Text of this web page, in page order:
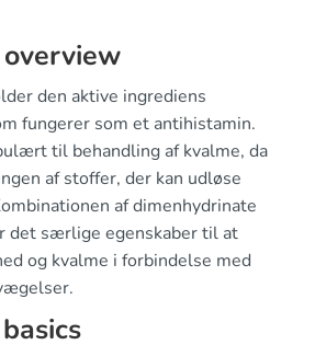
den aktive ingrediens
fungerer som et antihistamin.
til behandling af kvalme, da
af stoffer, der kan udløse
af dimenhydrinate
det særlige egenskaber til at
og kvalme i forbindelse med